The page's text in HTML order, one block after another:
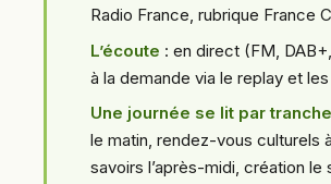
Radio France, rubrique France
L’écoute : en direct (FM,
à la demande via le replay et
Une journée se lit par
le matin, rendez-vous culturels
savoirs l’après-midi, création le